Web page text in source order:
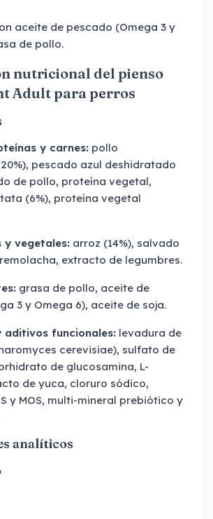
aceite de pescado (Omega 3 y
de pollo.
nutricional del pienso
Adult para perros
y carnes: pollo
pescado azul deshidratado
de pollo, proteína vegetal,
(6%), proteína vegetal
y vegetales: arroz (14%), salvado
extracto de legumbres.
grasa de pollo, aceite de
3 y Omega 6), aceite de soja.
aditivos funcionales: levadura de
cerevisiae), sulfato de
de glucosamina, L-
de yuca, cloruro sódico,
y MOS, multi-mineral prebiótico y
analíticos